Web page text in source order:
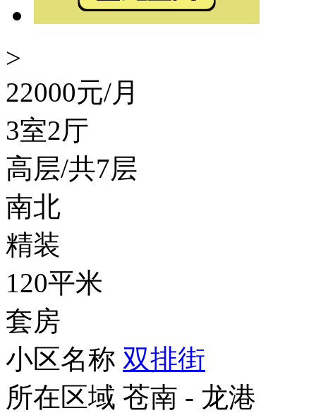
>
22000元/月
3室2厅
高层/共7层
南北
精装
120平米
套房
小区名称 双排街
所在区域 苍南 - 龙港